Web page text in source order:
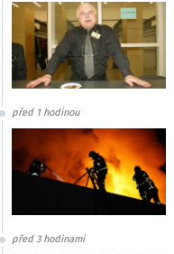
před 1 hodinou
před 3 hodinami